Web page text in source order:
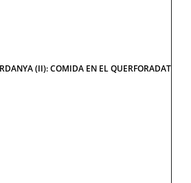
(II): COMIDA EN EL QUERFORADAT